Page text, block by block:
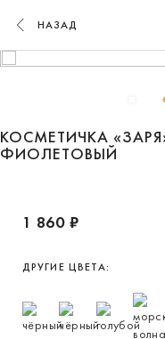
НАЗАД
КОСМЕТИЧКА
ФИОЛЕТОВЫЙ
1 860 ₽
ДРУГИЕ ЦВЕТА: